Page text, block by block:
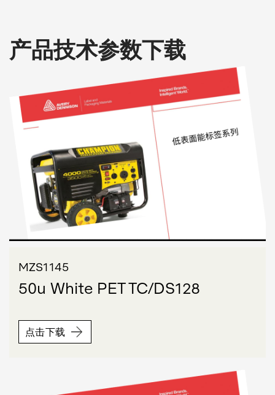
产品技术参数下载
MZS1145
50u White PET TC/DS128
点击下载